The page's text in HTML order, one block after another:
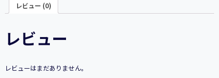
レビュー (0)
レビュー
レビューはまだありません。